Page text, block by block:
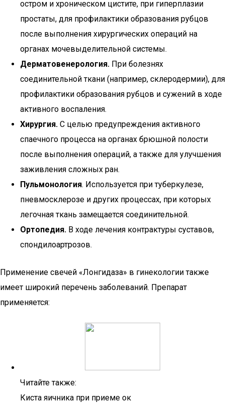
остром и хроническом цистите, при гиперплазии
простаты, для профилактики образования рубцов
после выполнения хирургических операций на
органах мочевыделительной системы.
Дерматовенерология. При болезнях
соединительной ткани (например, склеродермии), для
профилактики образования рубцов и сужений в ходе
активного воспаления.
Хирургия. С целью предупреждения активного
спаечного процесса на органах брюшной полости
после выполнения операций, а также для улучшения
заживления сложных ран.
Пульмонология. Используется при туберкулезе,
пневмосклерозе и других процессах, при которых
легочная ткань замещается соединительной.
Ортопедия. В ходе лечения контрактуры суставов,
спондилоартрозов.
Применение свечей «Лонгидаза» в гинекологии также
имеет широкий перечень заболеваний. Препарат
применяется:
Читайте также:
Киста яичника при приеме ок